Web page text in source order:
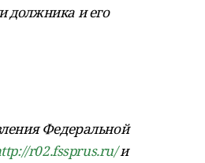
должника и его
Федеральной
r02.fssprus.ru/и